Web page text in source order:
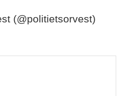
(@politietsorvest)